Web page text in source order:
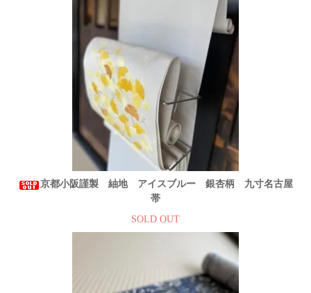
京都小阪謹製 紬地 アイスブルー 銀杏柄 九寸名古屋
帯
SOLD OUT